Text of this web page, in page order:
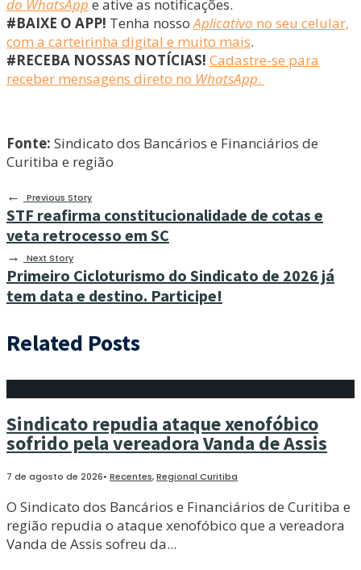
do WhatsApp e ative as notificações.
#BAIXE O APP! Tenha nossoAplicativo no seu celular,
com a carteirinha digital e muito mais.
#RECEBA NOSSAS NOTÍCIAS! Cadastre-se para
receber mensagens direto no WhatsApp.
Fonte: Sindicato dos Bancários e Financiários de
Curitiba e região
←
Previous Story
STF reafirma constitucionalidade de cotas e
veta retrocesso em SC
→ Next Story
Primeiro Cicloturismo do Sindicato de 2026 já
tem data e destino. Participe!
Related Posts
Sindicato repudia ataque xenofóbico
sofrido pela vereadora Vanda de Assis
7 de agosto de 2026• Recentes,Regional Curitiba
O Sindicato dos Bancários e Financiários de Curitiba e
região repudia o ataque xenofóbico que a vereadora
Vanda de Assis sofreu da...